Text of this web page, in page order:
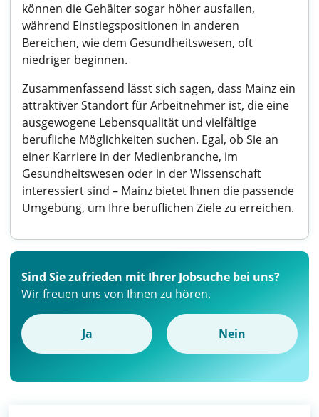
können die Gehälter sogar höher ausfallen,
während Einstiegspositionen in anderen
Bereichen, wie dem Gesundheitswesen, oft
niedriger beginnen.
Zusammenfassend lässt sich sagen, dass Mainz ein
attraktiver Standort für Arbeitnehmer ist, die eine
ausgewogene Lebensqualität und vielfältige
berufliche Möglichkeiten suchen. Egal, ob Sie an
einer Karriere in der Medienbranche, im
Gesundheitswesen oder in der Wissenschaft
interessiert sind – Mainz bietet Ihnen die passende
Umgebung, um Ihre beruflichen Ziele zu erreichen.
Sind Sie zufrieden mit Ihrer Jobsuche bei uns?
Wir freuen uns von Ihnen zu hören.
Ja Nein